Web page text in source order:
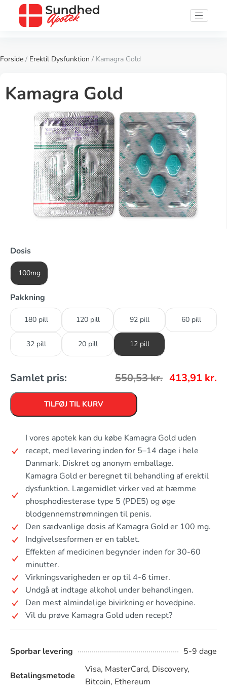
Forside / Erektil Dysfunktion / Kamagra Gold
Kamagra Gold
Dosis
100mg
Pakkning
180 pill 120 pill 92 pill 60 pill
32 pill 20 pill 12 pill
Samlet pris: 550,53kr. 413,91 kr.
TILFØJ TIL KURV
I vores apotek kan du købe Kamagra Gold uden
recept, med levering inden for 5–14 dage i hele
Danmark. Diskret og anonym emballage.
Kamagra Gold er beregnet til behandling af erektil
dysfunktion. Lægemidlet virker ved at hæmme
phosphodiesterase type 5 (PDE5) og øge
blodgennemstrømningen til penis.
Den sædvanlige dosis af Kamagra Gold er 100 mg.
Indgivelsesformen er en tablet.
Effekten af medicinen begynder inden for 30-60
minutter.
Virkningsvarigheden er op til 4-6 timer.
Undgå at indtage alkohol under behandlingen.
Den mest almindelige bivirkning er hovedpine.
Vil du prøve Kamagra Gold uden recept?
Sporbar levering 5-9 dage
Betalingsmetode
Visa, MasterCard, Discovery,
Bitcoin, Ethereum